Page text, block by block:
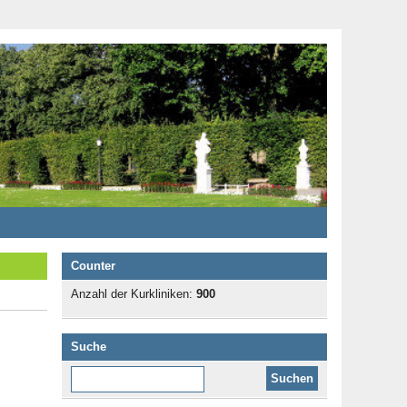
Counter
Anzahl der Kurkliniken: 900
Suche